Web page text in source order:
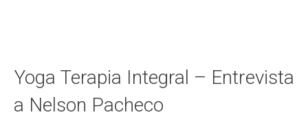
Yoga Terapia Integral – Entrevista
a Nelson Pacheco